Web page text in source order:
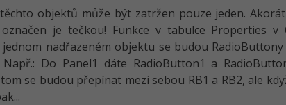
objektů může být zatržen pouze jeden.
je tečkou! Funkce v tabulce Properties
jednom nadřazeném objektu se budou
Do Panel1 dáte RadioButton1 a
se budou přepínat mezi sebou RB1 a RB2, ale